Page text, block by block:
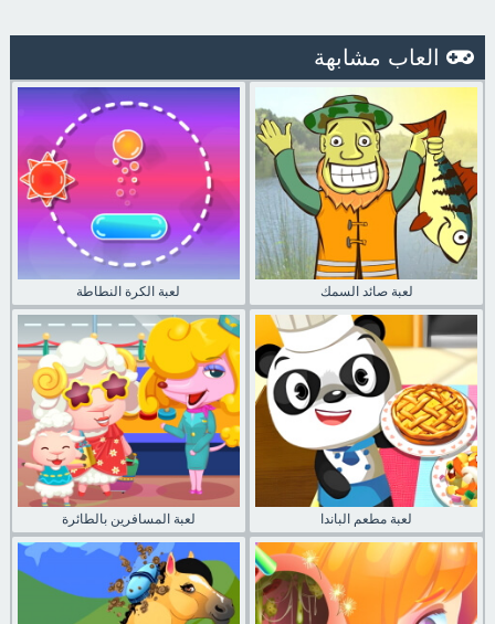
العاب مشابهة
لعبة الكرة النطاطة لعبة صائد السمك
لعبة المسافرين بالطائرة لعبة مطعم الباندا